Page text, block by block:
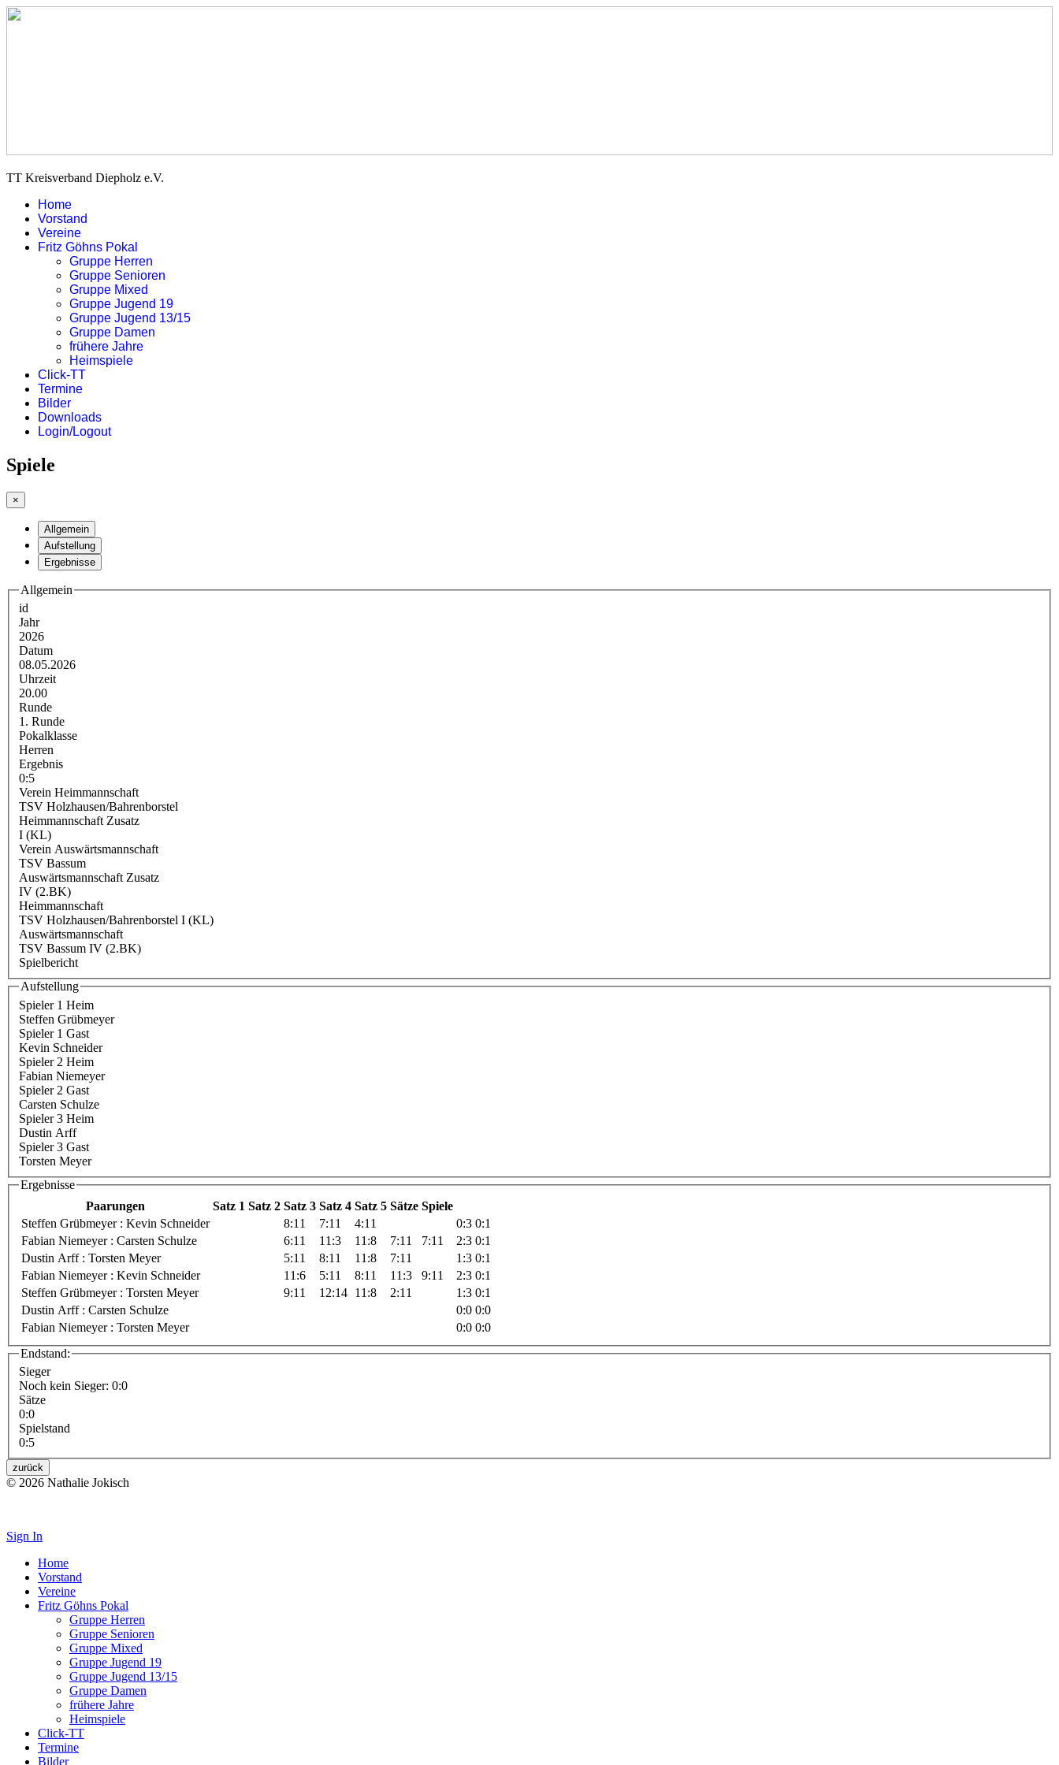
TT Kreisverband Diepholz e.V.
Home
Vorstand
Vereine
Fritz Göhns Pokal
Gruppe Herren
Gruppe Senioren
Gruppe Mixed
Gruppe Jugend 19
Gruppe Jugend 13/15
Gruppe Damen
frühere Jahre
Heimspiele
Click-TT
Termine
Bilder
Downloads
Login/Logout
Spiele
×
Allgemein
Aufstellung
Ergebnisse
Allgemein
id
Jahr
2026
Datum
08.05.2026
Uhrzeit
20.00
Runde
1. Runde
Pokalklasse
Herren
Ergebnis
0:5
Verein Heimmannschaft
TSV Holzhausen/Bahrenborstel
Heimmannschaft Zusatz
I (KL)
Verein Auswärtsmannschaft
TSV Bassum
Auswärtsmannschaft Zusatz
IV (2.BK)
Heimmannschaft
TSV Holzhausen/Bahrenborstel I (KL)
Auswärtsmannschaft
TSV Bassum IV (2.BK)
Spielbericht
Aufstellung
Spieler 1 Heim
Steffen Grübmeyer
Spieler 1 Gast
Kevin Schneider
Spieler 2 Heim
Fabian Niemeyer
Spieler 2 Gast
Carsten Schulze
Spieler 3 Heim
Dustin Arff
Spieler 3 Gast
Torsten Meyer
Ergebnisse
Paarungen
Satz 1 Satz 2 Satz 3 Satz 4 Satz 5 Sätze Spiele
Steffen Grübmeyer : Kevin Schneider
8:11 7:11 4:11 0:3 0:1
Fabian Niemeyer : Carsten Schulze
6:11 11:3 11:8 7:11 7:11 2:3 0:1
Dustin Arff : Torsten Meyer
5:11 8:11 11:8 7:11 1:3 0:1
Fabian Niemeyer : Kevin Schneider
11:6 5:11 8:11 11:3 9:11 2:3 0:1
Steffen Grübmeyer : Torsten Meyer
9:11 12:14 11:8 2:11 1:3 0:1
Dustin Arff : Carsten Schulze
0:0 0:0
Fabian Niemeyer : Torsten Meyer
0:0 0:0
Endstand:
Sieger
Noch kein Sieger: 0:0
Sätze
0:0
Spielstand
0:5
zurück
© 2026 Nathalie Jokisch
Sign In
Home
Vorstand
Vereine
Fritz Göhns Pokal
Gruppe Herren
Gruppe Senioren
Gruppe Mixed
Gruppe Jugend 19
Gruppe Jugend 13/15
Gruppe Damen
frühere Jahre
Heimspiele
Click-TT
Termine
Bilder